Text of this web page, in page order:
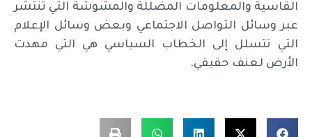
القاسية والمعلومات المضللة والمشوشة التي تنتشر
عبر وسائل التواصل الاجتماعي وبعض وسائل الإعلام
التي تتسلل إلى الخطاب السياسي هي التي مهدت
الأرض لعنف حقيقي.